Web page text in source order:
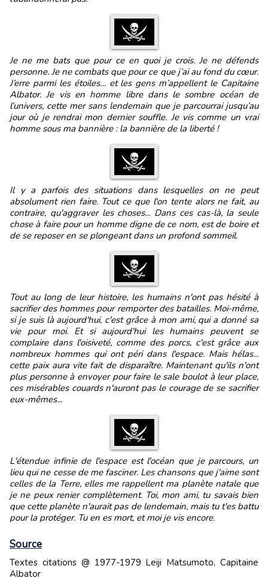
Je ne me bats que pour ce en quoi je crois. Je ne défends
personne. Je ne combats que pour ce que j’ai au fond du cœur.
J’erre parmi les étoiles… et les gens m’appellent le Capitaine
Albator. Je vis en homme libre dans le sombre océan de
l’univers, cette mer sans lendemain que je parcourrai jusqu’au
jour où je rendrai mon dernier souffle. Je vis comme un vrai
homme sous ma bannière : la bannière de la liberté !
Il y a parfois des situations dans lesquelles on ne peut
absolument rien faire. Tout ce que l'on tente alors ne fait, au
contraire, qu'aggraver les choses... Dans ces cas-là, la seule
chose à faire pour un homme digne de ce nom, est de boire et
de se reposer en se plongeant dans un profond sommeil.
Tout au long de leur histoire, les humains n'ont pas hésité à
sacrifier des hommes pour remporter des batailles. Moi-même,
si je suis là aujourd'hui, c'est grâce à mon ami, qui a donné sa
vie pour moi. Et si aujourd'hui les humains peuvent se
complaire dans l'oisiveté, comme des porcs, c'est grâce aux
nombreux hommes qui ont péri dans l'espace. Mais hélas...
cette paix aura vite fait de disparaître. Maintenant qu'ils n'ont
plus personne à envoyer pour faire le sale boulot à leur place,
ces misérables couards n'auront pas le courage de se sacrifier
eux-mêmes...
L'étendue infinie de l'espace est l'océan que je parcours, un
lieu qui ne cesse de me fasciner. Les chansons que j'aime sont
celles de la Terre, elles me rappellent ma planète natale que
je ne peux renier complètement. Toi, mon ami, tu savais bien
que cette planète n'aurait pas de lendemain, mais tu t'es battu
pour la protéger. Tu en es mort, et moi je vis encore.
Source
Textes citations @ 1977-1979 Leiji Matsumoto, Capitaine
Albator